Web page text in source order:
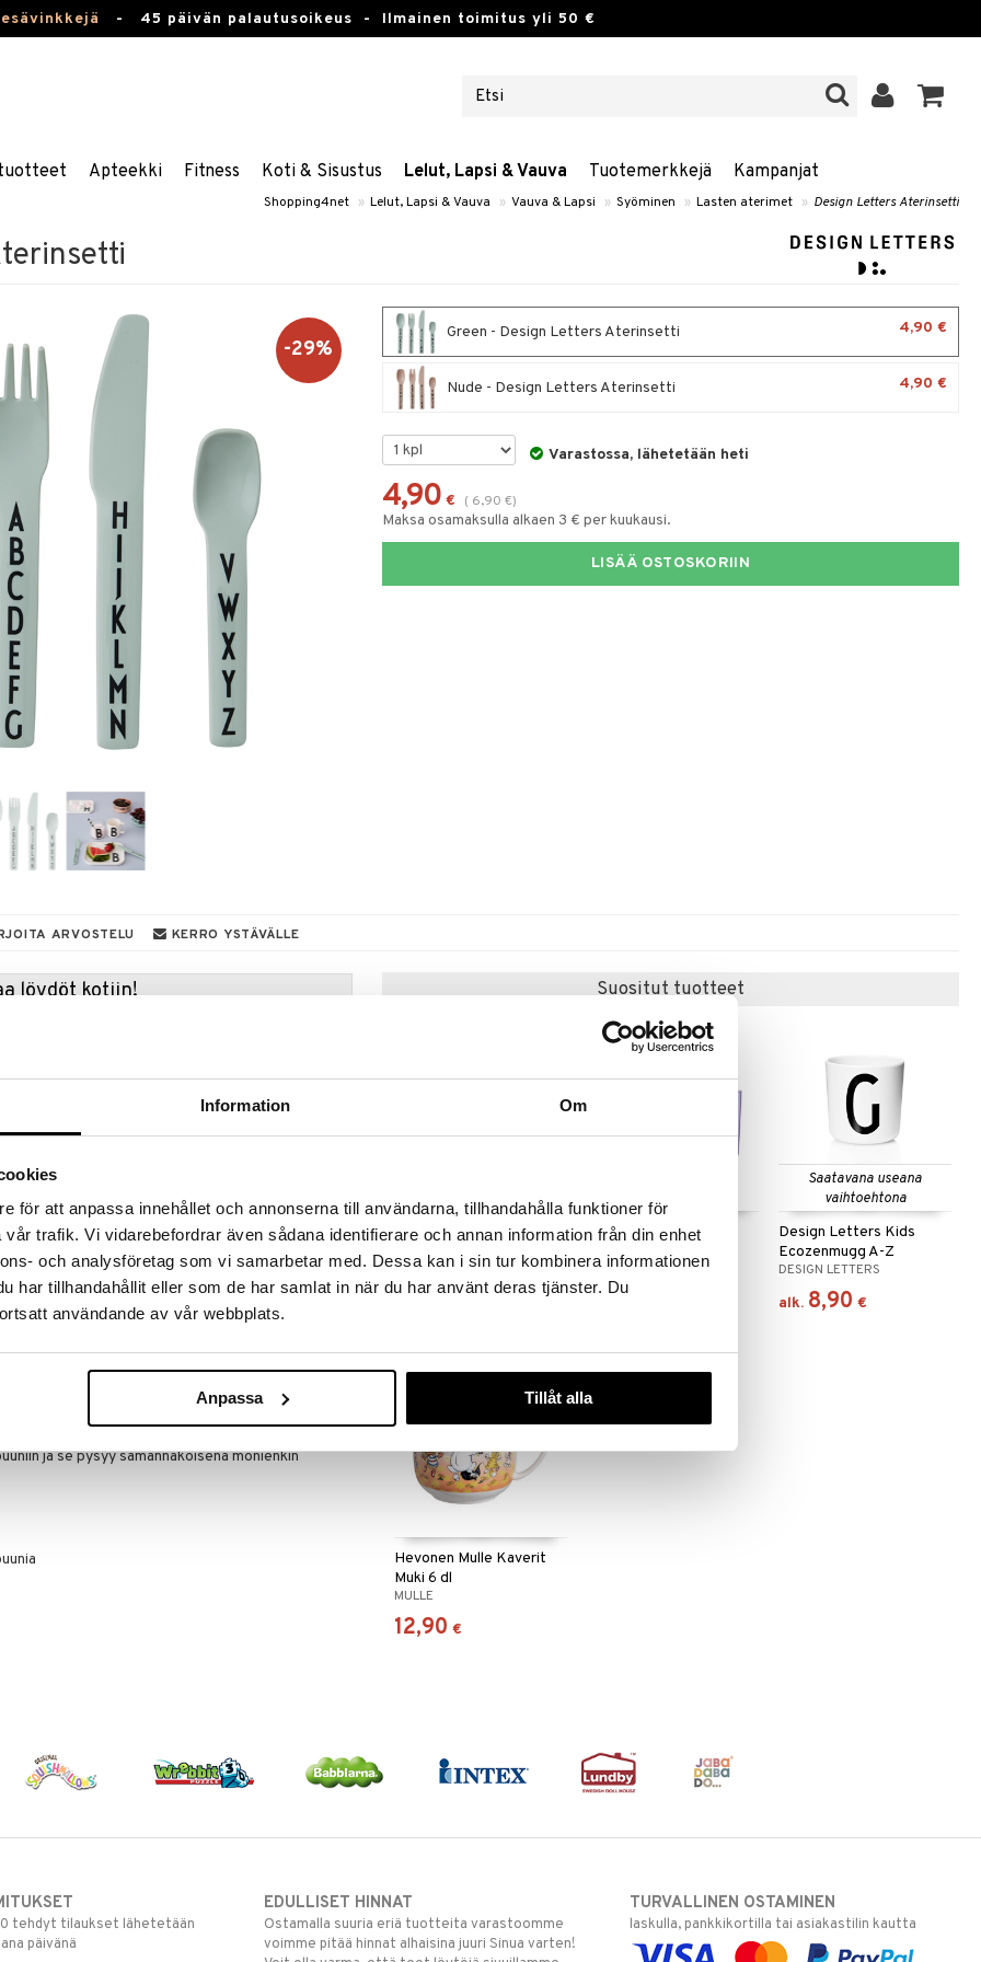
Information Om
för att anpassa innehållet och annonserna till användarna, tillhandahålla funktioner för
trafik. Vi vidarebefordrar även sådana identifierare och annan information från din enhet
och analysföretag som vi samarbetar med. Dessa kan i sin tur kombinera informationen
har tillhandahållit eller som de har samlat in när du har använt deras tjänster. Du
användande av vår webbplats.
Anpassa Tillåt alla
- 45 päivän palautusoikeus - Ilmainen toimitus yli 50 €
Apteekki Fitness Koti & Sisustus Lelut, Lapsi & Vauva Tuotemerkkejä Kampanjat
Shopping4net » Lelut, Lapsi & Vauva » Vauva & Lapsi » Syöminen » Lasten aterimet » Design Letters Aterinsetti
-29%
Green - Design Letters Aterinsetti 4,90 €
Nude - Design Letters Aterinsetti 4,90 €
Varastossa, lähetetään heti
4,90 € ( 6,90 €)
Maksa osamaksulla alkaen 3 € per kuukausi.
LISÄÄ OSTOSKORIIN
ARVOSTELU KERRO YSTÄVÄLLE
löydöt kotiin!
31.8.2026 asti mutta ole nopea -
voivat päästä loppumaan!
löytöä? Outletistamme löydät runsaasti
tilaisuus tehdä löytöjä, kun
varastoa riittää!
ja opettavainen tritaaninen setti lapsille.
ja se pysyy samannäköisenä monienkin
Suositut tuotteet
vaihtoehtona
Mulle Hevonen Muki
MULLE
9,90
DL Kids Eco Drinking
Glass 2-p
DESIGN LETTERS
9,90
Saatavana useana
vaihtoehtona
Design Letters Kids
Ecozenmugg A-Z
DESIGN LETTERS
alk. 8,90 €
Hevonen Mulle Kaverit
Muki 6 dl
MULLE
12,90 €
tehdyt tilaukset lähetetään
päivänä
EDULLISET HINNAT
Ostamalla suuria eriä tuotteita varastoomme
voimme pitää hinnat alhaisina juuri Sinua varten!
TURVALLINEN OSTAMINEN
laskulla, pankkikortilla tai asiakastilin kautta